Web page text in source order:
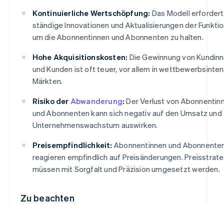
Kontinuierliche Wertschöpfung: Das Modell erfordert
ständige Innovationen und Aktualisierungen der
um die Abonnentinnen und Abonnenten zu halten.
Hohe Akquisitionskosten: Die Gewinnung von
und Kunden ist oft teuer, vor allem in
Märkten.
Risiko der Abwanderung: Der Verlust von
und Abonnenten kann sich negativ auf den Umsatz und
Unternehmenswachstum auswirken.
Preisempfindlichkeit: Abonnentinnen und
reagieren empfindlich auf Preisänderungen.
müssen mit Sorgfalt und Präzision umgesetzt werden.
Zu beachten